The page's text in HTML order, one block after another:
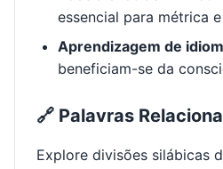
essencial para métrica
Aprendizagem de
beneficiam-se da
🔗 Palavras
Explore divisões silábicas